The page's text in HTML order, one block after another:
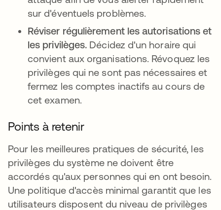
sur d'éventuels problèmes.
Réviser régulièrement les autorisations et
les privilèges. Décidez d'un horaire qui
convient aux organisations. Révoquez les
privilèges qui ne sont pas nécessaires et
fermez les comptes inactifs au cours de
cet examen.
Points à retenir
Pour les meilleures pratiques de sécurité, les
privilèges du système ne doivent être
accordés qu'aux personnes qui en ont besoin.
Une politique d'accès minimal garantit que les
utilisateurs disposent du niveau de privilèges